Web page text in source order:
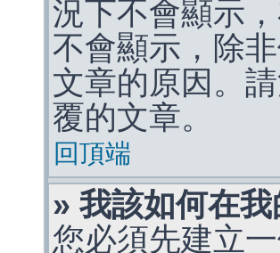
況下不會顯示
不會顯示，除
文章的原因。
覆的文章。
回頂端
» 我該如何在
您必須先建立